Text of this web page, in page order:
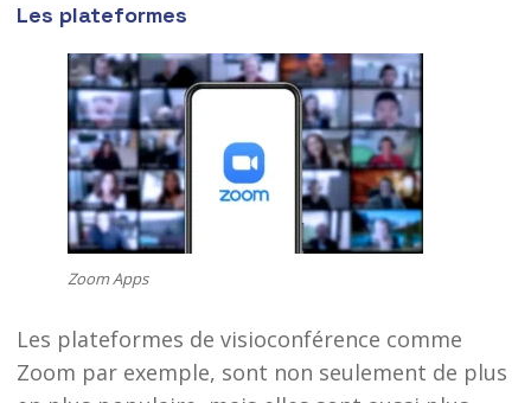
Les plateformes
Zoom Apps
Les plateformes de visioconférence comme
Zoom par exemple, sont non seulement de plus